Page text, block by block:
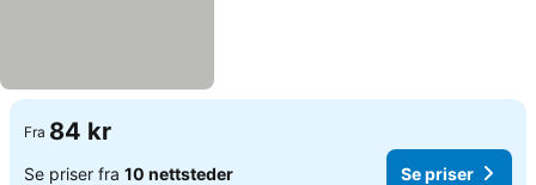
Fra 84 kr
Se priser fra 10 nettsteder Se priser